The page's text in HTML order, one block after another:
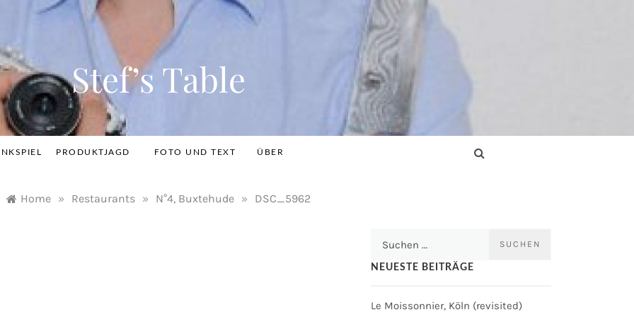
Stef’s Table
PRODUKTJAGD FOTO UND TEXT ÜBER
Home » Restaurants » N°4, Buxtehude » DSC_5962
NEUESTE BEITRÄGE
Le Moissonnier, Köln (revisited)